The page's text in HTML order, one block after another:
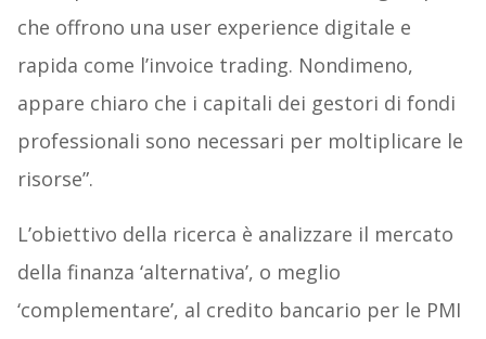
che offrono una user experience digitale e
rapida come l’invoice trading. Nondimeno,
appare chiaro che i capitali dei gestori di fondi
professionali sono necessari per moltiplicare le
risorse”.
L’obiettivo della ricerca è analizzare il mercato
della finanza ‘alternativa’, o meglio
‘complementare’, al credito bancario per le PMI